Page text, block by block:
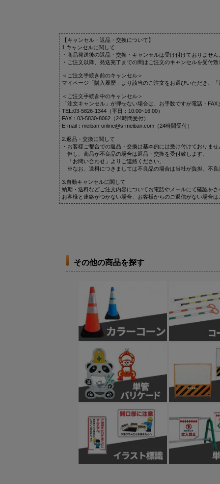
【キャンセル・返品・交換について】
1.キャンセルに関して
・商品発送後の返品・交換・キャンセルは受け付けておりません
・ご注文以降、発送完了までの間はご注文のキャンセルを受付致
＜ご注文手続き前のキャンセル＞
マイページ「購入履歴」より該当のご注文をお選びいただき、
＜ご注文手続き中のキャンセル＞
「注文キャンセル」が押せない場合は、お手数ですが電話・
TEL:03-5826-1344（平日：10:00~16:00）
FAX：03-5830-8062（24時間受付）
E-mail：meiban-online@s-meiban.com（24時間受付）
2.返品・交換に関して
・お客様ご都合での返品・交換は基本的には受け付けておりませ
但し、商品が不良品の場合は返品・交換を受付致します。
「お問い合わせ」よりご連絡ください。
※なお、送料につきましては不良品の場合は当社が負担。不良
3.自動キャンセルに関して
納期・送料などご注文内容についてお電話やメールにて確認を
お客様と連絡がつかない場合、お客様からのご返信がない場合
その他の商品を探す